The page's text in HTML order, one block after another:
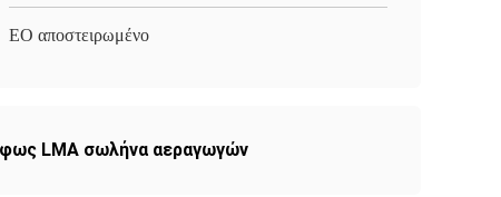
EO αποστειρωμένο
LMA σωλήνα αεραγωγών